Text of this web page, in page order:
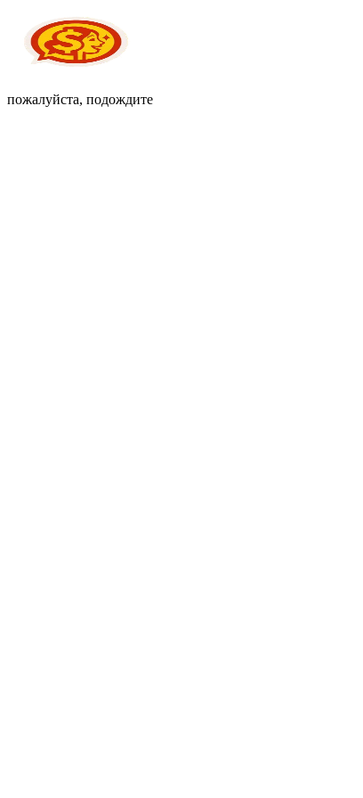
пожалуйста, подождите